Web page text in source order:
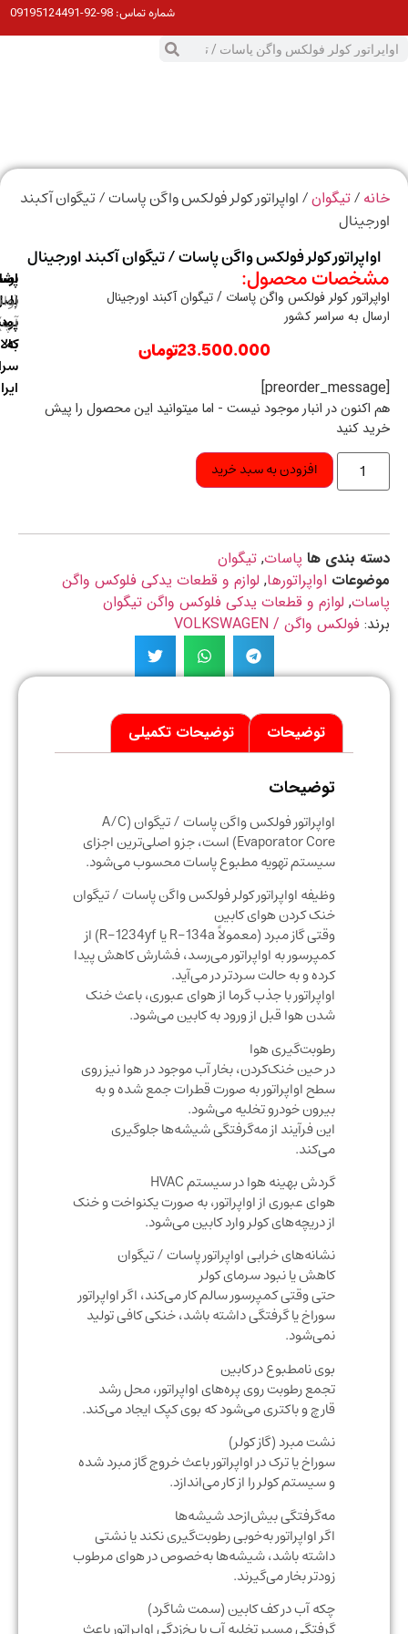
شماره تماس:98-92-09195124491
/تیگوان/ اواپراتور کولر فولکس واگن پاسات / تیگوان آکبند
کولر فولکس واگن پاسات / تیگوان آکبند اورجینال
محصول:
کولر فولکس واگن پاسات / تیگوان آکبند اورجینال
به سراسر کشور
23.500.000تومان
در انبار موجود نیست - اما میتوانید این محصول را پیش
کنید
افزودن به سبد خرید
بندی ها پاسات,تیگوان
اواپراتورها,لوازم و قطعات یدکی فلوکس واگن
,لوازم و قطعات یدکی فلوکس واگن تیگوان
فولکس واگن / VOLKSWAGEN
سراسر
اصالت
پشتیبانی
(واتس
توضیحات توضیحات تکمیلی
توضیحات
اواپراتور فولکس واگن پاسات / تیگوان (A/C
Evaporator Core) است، جزو اصلی‌ترین اجزای
سیستم تهویه مطبوع پاسات محسوب می‌شود.
وظیفه اواپراتور کولر فولکس واگن پاسات / تیگوان
خنک کردن هوای کابین
وقتی گاز مبرد (معمولاً R-134a یا R-1234yf) از
کمپرسور به اواپراتور می‌رسد، فشارش کاهش پیدا
کرده و به حالت سردتر در می‌آید.
اواپراتور با جذب گرما از هوای عبوری، باعث خنک
شدن هوا قبل از ورود به کابین می‌شود.
رطوبت‌گیری هوا
در حین خنک‌کردن، بخار آب موجود در هوا نیز روی
سطح اواپراتور به صورت قطرات جمع شده و به
بیرون خودرو تخلیه می‌شود.
این فرآیند از مه‌گرفتگی شیشه‌ها جلوگیری
می‌کند.
گردش بهینه هوا در سیستم HVAC
هوای عبوری از اواپراتور، به صورت یکنواخت و خنک
از دریچه‌های کولر وارد کابین می‌شود.
نشانه‌های خرابی اواپراتور پاسات / تیگوان
کاهش یا نبود سرمای کولر
حتی وقتی کمپرسور سالم کار می‌کند، اگر اواپراتور
سوراخ یا گرفتگی داشته باشد، خنکی کافی تولید
نمی‌شود.
بوی نامطبوع در کابین
تجمع رطوبت روی پره‌های اواپراتور، محل رشد
قارچ و باکتری می‌شود که بوی کپک ایجاد می‌کند.
نشت مبرد (گاز کولر)
سوراخ یا ترک در اواپراتور باعث خروج گاز مبرد شده
و سیستم کولر را از کار می‌اندازد.
مه‌گرفتگی بیش‌ازحد شیشه‌ها
اگر اواپراتور به‌خوبی رطوبت‌گیری نکند یا نشتی
داشته باشد، شیشه‌ها به‌خصوص در هوای مرطوب
زودتر بخار می‌گیرند.
چکه آب در کف کابین (سمت شاگرد)
گرفتگی مسیر تخلیه آب یا یخ‌زدگی اواپراتور باعث